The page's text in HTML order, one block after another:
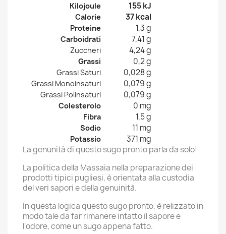
Kilojoule
155 kJ
Calorie 37 kcal
Proteine 1,3 g
Carboidrati 7,41 g
Zuccheri 4,24 g
Grassi 0,2 g
Grassi Saturi 0,028 g
Grassi Monoinsaturi 0,079 g
Grassi Polinsaturi 0,079 g
Colesterolo 0 mg
Fibra 1,5 g
Sodio 11 mg
Potassio
371 mg
La genunità di questo sugo pronto parla da solo!
La politica della Massaia nella preparazione dei
prodotti tipici pugliesi, è orientata alla custodia
del veri sapori e della genuinità.
In questa logica questo sugo pronto, è relizzato in
modo tale da far rimanere intatto il sapore e
l'odore, come un sugo appena fatto.